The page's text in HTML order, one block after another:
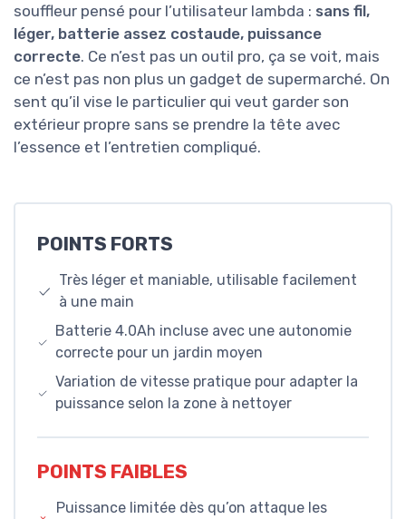
souffleur pensé pour l’utilisateur lambda : sans fil,
léger, batterie assez costaude, puissance
correcte. Ce n’est pas un outil pro, ça se voit, mais
ce n’est pas non plus un gadget de supermarché. On
sent qu’il vise le particulier qui veut garder son
extérieur propre sans se prendre la tête avec
l’essence et l’entretien compliqué.
POINTS FORTS
Très léger et maniable, utilisable facilement
à une main
Batterie 4.0Ah incluse avec une autonomie
correcte pour un jardin moyen
Variation de vitesse pratique pour adapter la
puissance selon la zone à nettoyer
POINTS FAIBLES
Puissance limitée dès qu’on attaque les